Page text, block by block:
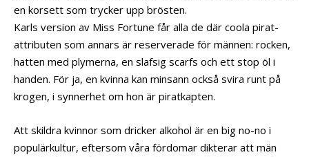
en korsett som trycker upp brösten.
Karls version av Miss Fortune får alla de där coola pirat-
attributen som annars är reserverade för männen: rocken,
hatten med plymerna, en slafsig scarfs och ett stop öl i
handen. För ja, en kvinna kan minsann också svira runt på
krogen, i synnerhet om hon är piratkapten.
Att skildra kvinnor som dricker alkohol är en big no-no i
populärkultur, eftersom våra fördomar dikterar att män